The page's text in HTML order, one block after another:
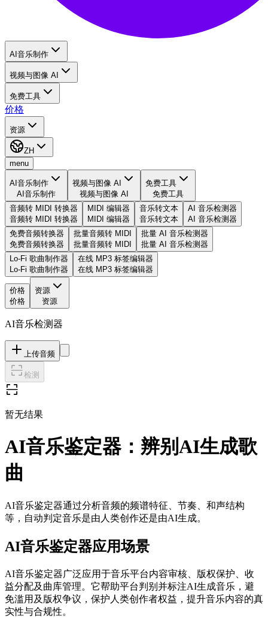
AI音乐制作
视频与图像 AI
免费工具
价格
资源
ZH
menu
AI音乐制作
AI音乐制作
视频与图像 AI
视频与图像 AI
免费工具
免费工具
音频转 MIDI 转换器
音频转 MIDI 转换器
MIDI 编辑器
MIDI 编辑器
音乐转文本
音乐转文本
AI 音乐检测器
AI 音乐检测器
免费音频转换器
免费音频转换器
批量音频转 MIDI
批量音频转 MIDI
批量 AI 音乐检测器
批量 AI 音乐检测器
Lo-Fi 歌曲制作器
Lo-Fi 歌曲制作器
在线 MP3 标签编辑器
在线 MP3 标签编辑器
价格
价格
资源
资源
AI音乐检测器
上传音频
检测
暂无结果
AI音乐鉴定器：辨别AI生成歌
曲
AI音乐鉴定器通过分析音频的频谱特征、节奏、和声结构
等，自动判定音乐是由人类创作还是由AI生成。
AI音乐鉴定器应用场景
AI音乐鉴定器广泛应用于音乐平台内容审核、版权保护、收
益分配及曲库管理。它帮助平台判别并标注AI生成音乐，避
免滥用及版权争议，保护人类创作者权益，提升音乐内容的真
实性与合规性。